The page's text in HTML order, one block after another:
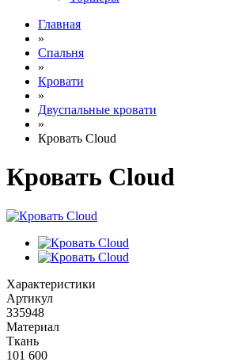
Главная
»
Спальня
»
Кровати
»
Двуспальные кровати
»
Кровать Cloud
Кровать Cloud
Характеристики
Артикул
335948
Материал
Ткань
101 600